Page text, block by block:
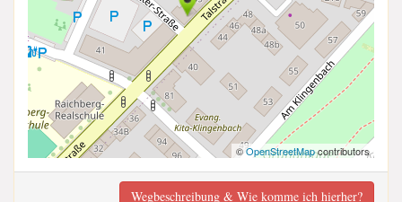
©OpenStreetMapcontributors
Wegbeschreibung & Wie komme ich hierher?